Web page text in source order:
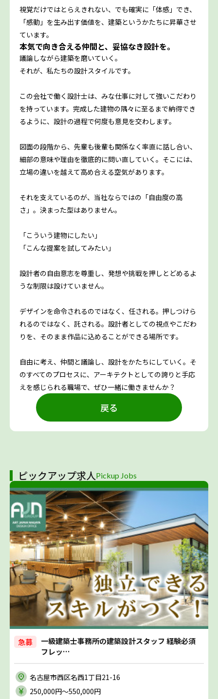
視覚だけではとらえきれない、でも確実に「体感」でき、
「感動」を生み出す価値を、建築というかたちに昇華させ
ています。
本気で向き合える仲間と、妥協なき設計を。
議論しながら建築を磨いていく。
それが、私たちの設計スタイルです。
この会社で働く設計士は、みな仕事に対して強いこだわり
を持っています。完成した建物の隅々に至るまで納得でき
るように、設計の過程で何度も意見を交わします。
図面の段階から、先輩も後輩も関係なく率直に話し合い、
細部の意味や理由を徹底的に問い直していく。そこには、
立場の違いを越えて高め合える空気があります。
それを支えているのが、当社ならではの「自由度の高
さ」。決まった型はありません。
「こういう建物にしたい」
「こんな提案を試してみたい」
設計者の自由意志を尊重し、発想や挑戦を押しとどめるよ
うな制限は設けていません。
デザインを命令されるのではなく、任される。押しつけら
れるのではなく、託される。設計者としての視点やこだわ
りを、そのまま作品に込めることができる場所です。
自由に考え、仲間と議論し、設計をかたちにしていく。そ
のすべてのプロセスに、アーキテクトとしての誇りと手応
えを感じられる職場で、ぜひ一緒に働きませんか？
戻る
ピックアップ求人Pickup Jobs
急募
一級建築士事務所の建築設計スタッフ 経験必須
フレッ…
名古屋市西区名西1丁目21-16
250,000円〜550,000円